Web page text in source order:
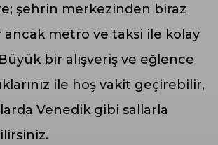
şehrin merkezinden biraz
ancak metro ve taksi ile kolay
bir alışveriş ve eğlence
ile hoş vakit geçirebilir,
Venedik gibi sallarla